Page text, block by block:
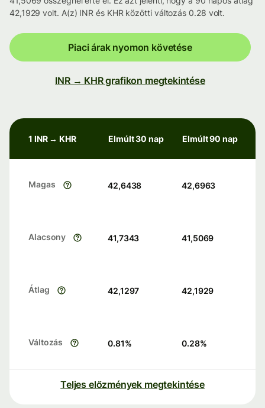
42,1929 volt. A(z) INR és KHR közötti változás 0.28 volt.
Piaci árak nyomon követése
INR → KHR grafikon megtekintése
1 INR → KHR Elmúlt 30 nap Elmúlt 90 nap
Magas 42,6438 42,6963
Alacsony 41,7343 41,5069
Átlag 42,1297 42,1929
Változás 0.81% 0.28%
Teljes előzmények megtekintése